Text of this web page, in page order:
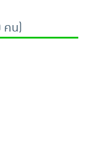
คน)